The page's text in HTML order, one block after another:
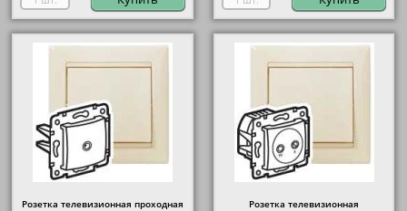
Розетка телевизионная проходная
Розетка телевизионная